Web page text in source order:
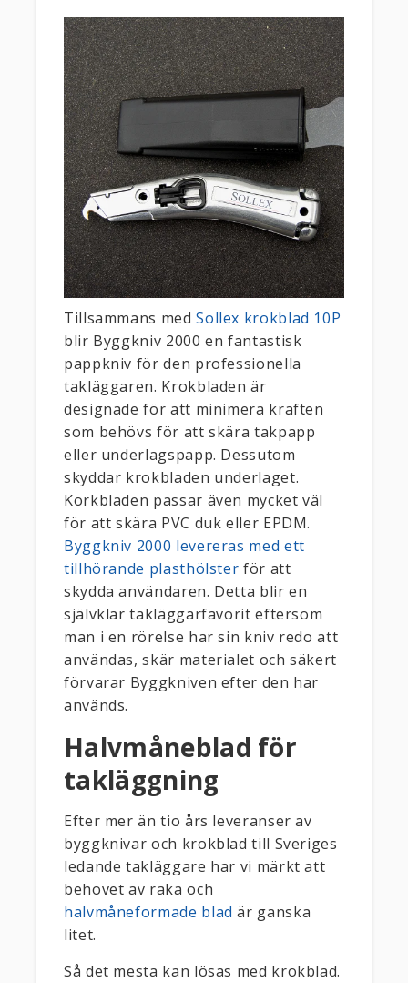
Tillsammans medSollex krokblad 10P
blir Byggkniv 2000 en fantastisk
pappkniv för den professionella
takläggaren. Krokbladen är
designade för att minimera kraften
som behövs för att skära takpapp
eller underlagspapp. Dessutom
skyddar krokbladen underlaget.
Korkbladen passar även mycket väl
för att skära PVC duk eller EPDM.
Byggkniv 2000 levereras med ett
tillhörande plasthölster för att
skydda användaren. Detta blir en
självklar takläggarfavorit eftersom
man i en rörelse har sin kniv redo att
användas, skär materialet och säkert
förvarar Byggkniven efter den har
används.
Halvmåneblad för
takläggning
Efter mer än tio års leveranser av
byggknivar och krokblad till Sveriges
ledande takläggare har vi märkt att
behovet av raka och
halvmåneformade blad är ganska
litet.
Så det mesta kan lösas med krokblad.